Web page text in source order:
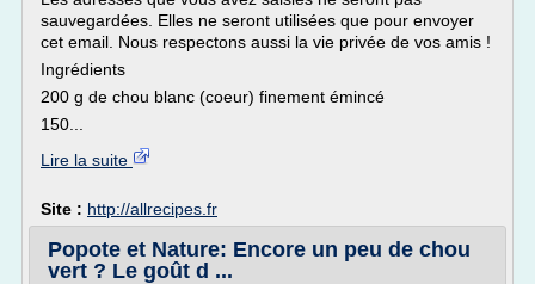
sauvegardées. Elles ne seront utilisées que pour envoyer
cet email. Nous respectons aussi la vie privée de vos amis !
Ingrédients
200 g de chou blanc (coeur) finement émincé
150...
Lire la suite
Site : http://allrecipes.fr
Popote et Nature: Encore un peu de chou
vert ? Le goût d ...